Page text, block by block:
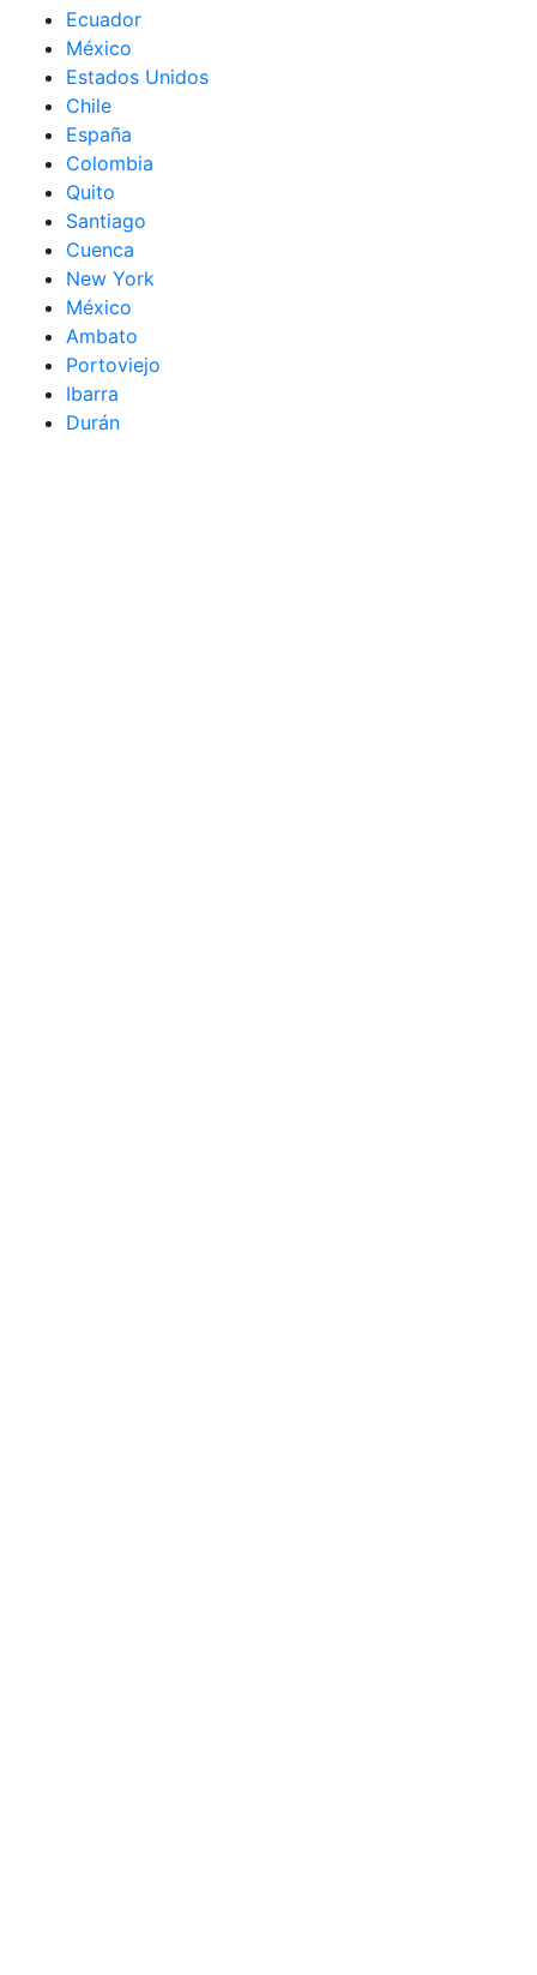
Ecuador
México
Estados Unidos
Chile
España
Colombia
Quito
Santiago
Cuenca
New York
México
Ambato
Portoviejo
Ibarra
Durán